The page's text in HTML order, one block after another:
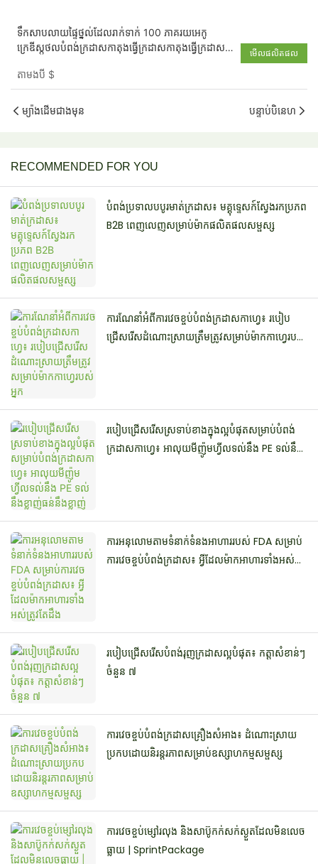
ទឹកសាបលាយផ្ទៃថ្នល់ដែលរាក់ទាក់ 100 ភាគរយអេកូ
ក្រេឌីស្កូថលបំពង់ក្រដាសកាតុងធ្វើក្រដាសកាតុងធ្វើក្រដាស
តាមងបី $
មើលផលិតផល
ម្យ៉ាងដើមជាងមុន បន្ទាប់បិនេហ
RECOMMENDED FOR YOU
បំពង់ប្រទាលបបូរមាត់ក្រដាស៖ មគ្គុទ្ទេសក៍ស្វែងរកប្រភព
B2B ពេញលេញសម្រាប់ម៉ាកផលិតផលសម្ផស្ស
ការណែនាំអំពីការវេចខ្ចប់បំពង់ក្រដាសកាហ្វេ៖ របៀប
ជ្រើសរើសដំណោះស្រាយត្រឹមត្រូវសម្រាប់ម៉ាកកាហ្វេរបស់
របៀបជ្រើសរើសស្រទាប់ខាងក្នុងល្អបំផុតសម្រាប់បំពង់
ក្រដាសកាហ្វេ៖ អាលុយមីញ៉ូមហ្វីលទល់នឹង PE ទល់នឹង
ការអនុលោមតាមទំនាក់ទំនងអាហាររបស់ FDA សម្រាប់
ការវេចខ្ចប់បំពង់ក្រដាស៖ អ្វីដែលម៉ាកអាហារទាំងអស់
របៀបជ្រើសរើសបំពង់រុញក្រដាសល្អបំផុត៖ កត្តាសំខាន់ៗ
ចំនួន ៧
ការវេចខ្ចប់បំពង់ក្រដាសគ្រឿងសំអាង៖ ដំណោះស្រាយ
ប្រកបដោយនិរន្តរភាពសម្រាប់ឧស្សាហកម្មសម្ផស្ស
ការវេចខ្ចប់ម្សៅរលុង និងសាប៊ូកក់សក់ស្ងួតដែលមិនលេច
ធ្លាយ | SprintPackage